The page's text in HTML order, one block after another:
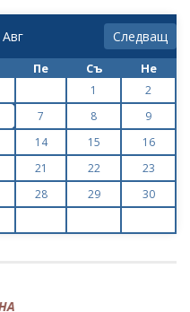
Следващ
Пе Съ Не
1
2
7 8
9
14 15
16
21 22
23
28 29
30